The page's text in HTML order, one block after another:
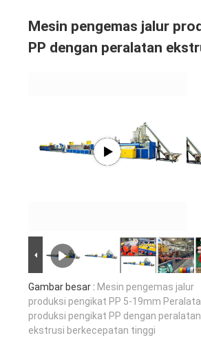
Mesin pengemas jalur
PP dengan peralatan
Gambar besar : Mesin pengemas jalur
produksi pengikat PP 5-19mm
produksi pengikat PP dengan peralatan
ekstrusi berkecepatan tinggi